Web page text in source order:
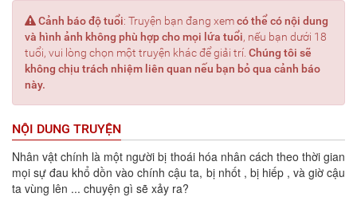
Error:
Cảnh báo độ tuổi: Truyện bạn đang xemcó thể có nội dung
và hình ảnh không phù hợp cho mọi lứa tuổi, nếu bạn dưới 18
tuổi, vui lòng chọn một truyện khác để giải trí. Chúng tôi sẽ
không chịu trách nhiệm liên quan nếu bạn bỏ qua cảnh báo
này.
NỘI DUNG TRUYỆN
Nhân vật chính là một người bị thoái hóa nhân cách theo thời gian
mọi sự đau khổ dồn vào chính cậu ta, bị nhốt , bị hiếp , và giờ cậu
ta vùng lên ... chuyện gì sẽ xảy ra?